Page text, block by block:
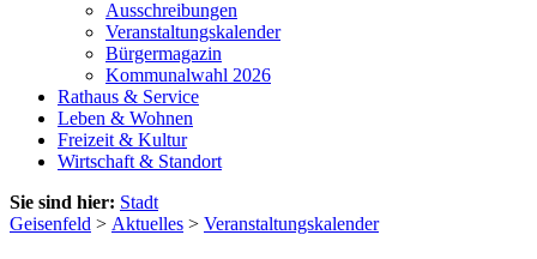
Ausschreibungen
Veranstaltungskalender
Bürgermagazin
Kommunalwahl 2026
Rathaus & Service
Leben & Wohnen
Freizeit & Kultur
Wirtschaft & Standort
Sie sind hier: Stadt
Geisenfeld > Aktuelles > Veranstaltungskalender